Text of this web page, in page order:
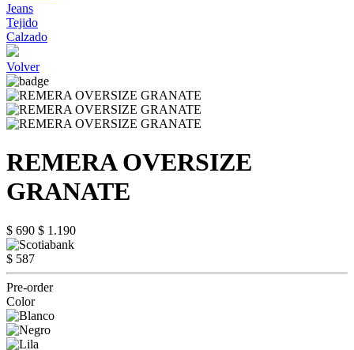
Jeans
Tejido
Calzado
Volver
REMERA OVERSIZE
GRANATE
$ 690 $ 1.190
$ 587
Pre-order
Color